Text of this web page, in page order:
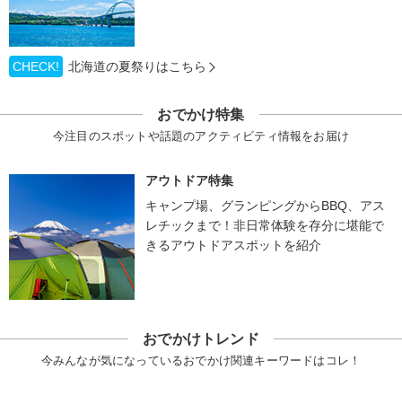
CHECK! 北海道の夏祭りはこちら
おでかけ特集
今注目のスポットや話題のアクティビティ情報をお届け
アウトドア特集
キャンプ場、グランピングからBBQ、アス
レチックまで！非日常体験を存分に堪能で
きるアウトドアスポットを紹介
おでかけトレンド
今みんなが気になっているおでかけ関連キーワードはコレ！